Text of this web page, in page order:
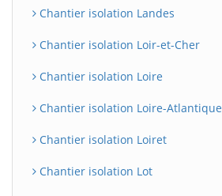
Chantier isolation Landes
Chantier isolation Loir-et-Cher
Chantier isolation Loire
Chantier isolation Loire-Atlantique
Chantier isolation Loiret
Chantier isolation Lot
B Assistant en ligne